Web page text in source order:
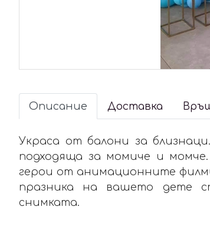
Описание Доставка
Украса от балони за
подходяща за момиче и
герои от анимационните
празника на вашето дете
снимката.